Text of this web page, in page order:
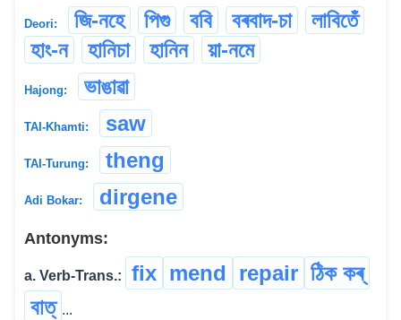
Deori: জি-নহে পিগু ববি বৰবাদ-চা
লাবিতেঁ
হাং-ন
হানিচা হানিন য়া-নমে
Hajong: ভাঙাৱা
TAI-Khamti: saw
TAI-Turung: theng
Adi Bokar: dirgene
Antonyms:
a. Verb-Trans.: fix mend repair ঠিক কৰ্‌
বাত্ ...